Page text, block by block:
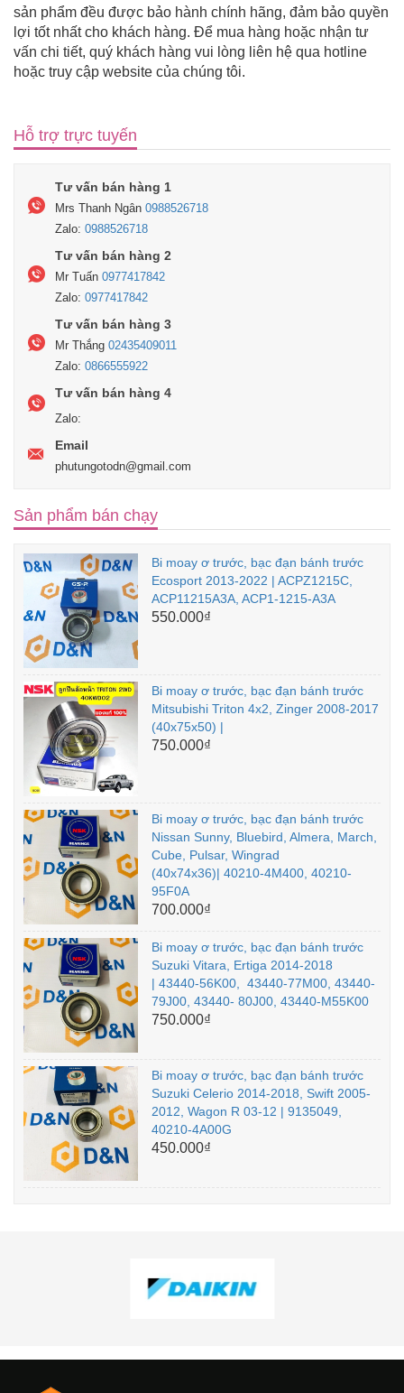
sản phẩm đều được bảo hành chính hãng, đảm bảo quyền
lợi tốt nhất cho khách hàng. Để mua hàng hoặc nhận tư
vấn chi tiết, quý khách hàng vui lòng liên hệ qua hotline
hoặc truy cập website của chúng tôi.
Hỗ trợ trực tuyến
Tư vấn bán hàng 1
Mrs Thanh Ngân 0988526718
Zalo: 0988526718
Tư vấn bán hàng 2
Mr Tuấn 0977417842
Zalo: 0977417842
Tư vấn bán hàng 3
Mr Thắng 02435409011
Zalo: 0866555922
Tư vấn bán hàng 4
Zalo:
Email
phutungotodn@gmail.com
Sản phẩm bán chạy
Bi moay ơ trước, bạc đạn bánh trước
Ecosport 2013-2022 | ACPZ1215C,
ACP11215A3A, ACP1-1215-A3A
550.000₫
Bi moay ơ trước, bạc đạn bánh trước
Mitsubishi Triton 4x2, Zinger 2008-2017
(40x75x50) |
750.000₫
Bi moay ơ trước, bạc đạn bánh trước
Nissan Sunny, Bluebird, Almera, March,
Cube, Pulsar, Wingrad
(40x74x36)| 40210-4M400, 40210-
95F0A
700.000₫
Bi moay ơ trước, bạc đạn bánh trước
Suzuki Vitara, Ertiga 2014-2018
| 43440-56K00, 43440-77M00, 43440-
79J00, 43440- 80J00, 43440-M55K00
750.000₫
Bi moay ơ trước, bạc đạn bánh trước
Suzuki Celerio 2014-2018, Swift 2005-
2012, Wagon R 03-12 | 9135049,
40210-4A00G
450.000₫